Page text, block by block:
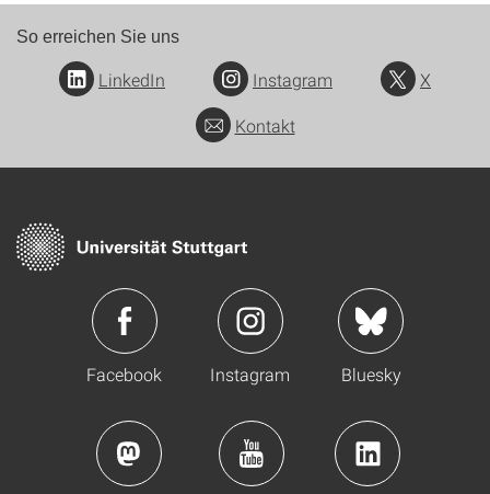
So erreichen Sie uns
LinkedIn Instagram
X
Kontakt
Facebook Instagram Bluesky